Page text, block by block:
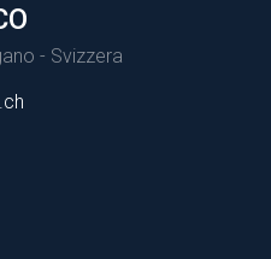
- Svizzera